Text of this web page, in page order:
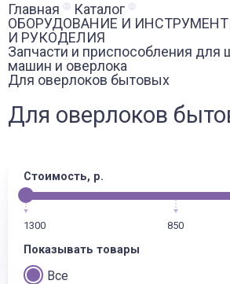
Главная
Каталог
ОБОРУДОВАНИЕ И
И РУКОДЕЛИЯ
Запчасти и приспособления для
машин и оверлока
Для оверлоков бытовых
Для оверлоков
Стоимость, р.
1300 850
Показывать товары
Все